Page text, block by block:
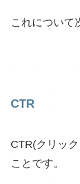
これについて
CTR
CTR(クリッ
ことです。